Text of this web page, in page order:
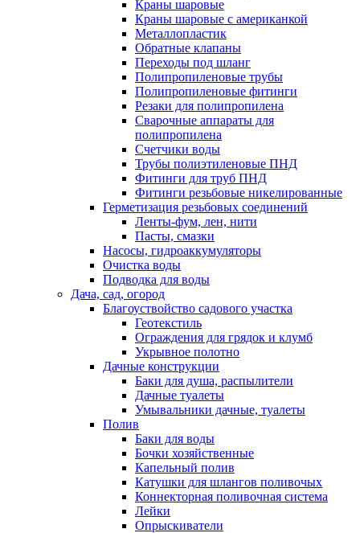
Краны шаровые
Краны шаровые с американкой
Металлопластик
Обратные клапаны
Переходы под шланг
Полипропиленовые трубы
Полипропиленовые фитинги
Резаки для полипропилена
Сварочные аппараты для
полипропилена
Счетчики воды
Трубы полиэтиленовые ПНД
Фитинги для труб ПНД
Фитинги резьбовые никелированные
Герметизация резьбовых соединений
Ленты-фум, лен, нити
Пасты, смазки
Насосы, гидроаккумуляторы
Очистка воды
Подводка для воды
Дача, сад, огород
Благоуствойство садового участка
Геотекстиль
Ограждения для грядок и клумб
Укрывное полотно
Дачные конструкции
Баки для душа, распылители
Дачные туалеты
Умывальники дачные, туалеты
Полив
Баки для воды
Бочки хозяйственные
Капельный полив
Катушки для шлангов поливочых
Коннекторная поливочная система
Лейки
Опрыскиватели